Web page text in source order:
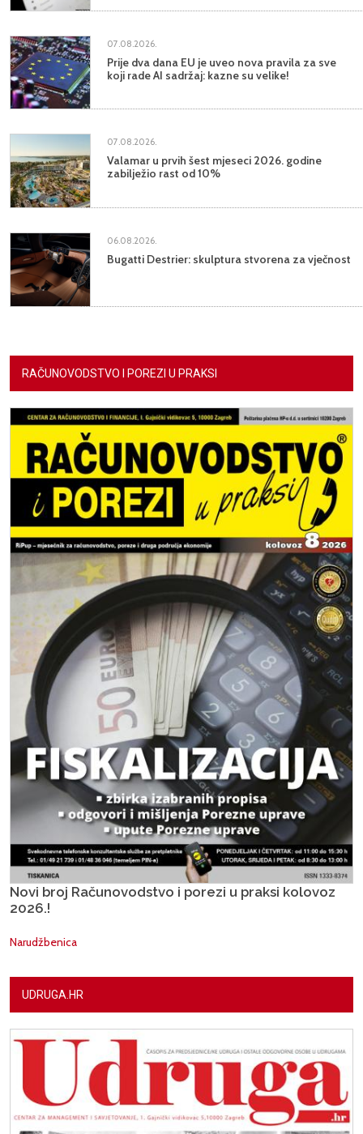
07.08.2026.
Prije dva dana EU je uveo nova pravila za sve
koji rade AI sadržaj: kazne su velike!
07.08.2026.
Valamar u prvih šest mjeseci 2026. godine
zabilježio rast od 10%
06.08.2026.
Bugatti Destrier: skulptura stvorena za vječnost
RAČUNOVODSTVO I POREZI U PRAKSI
Novi broj Računovodstvo i porezi u praksi kolovoz
2026.!
Narudžbenica
UDRUGA.HR